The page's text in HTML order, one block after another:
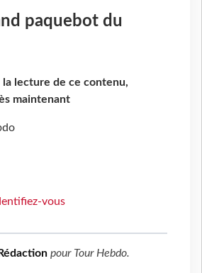
paquebot du
la lecture de ce contenu,
maintenant
vous
Rédaction pour Tour Hebdo.